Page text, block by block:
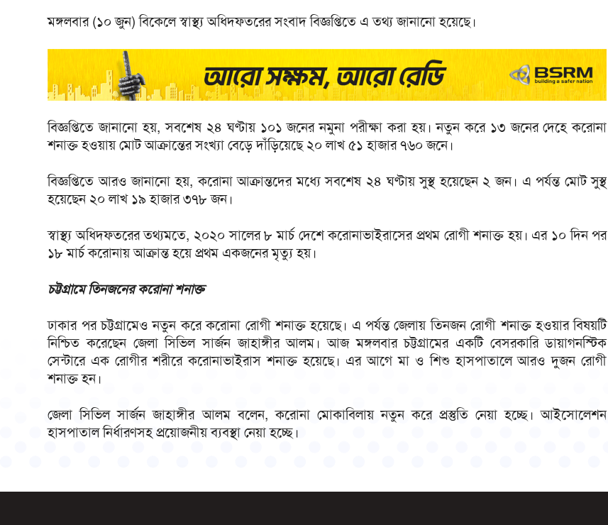
মঙ্গলবার (১০ জুন) বিকেলে স্বাস্থ্য অধিদফতরের সংবাদ বিজ্ঞপ্তিতে এ তথ্য জানানো হয়েছে।
বিজ্ঞপ্তিতে জানানো হয়, সবশেষ ২৪ ঘণ্টায় ১০১ জনের নমুনা পরীক্ষা করা হয়। নতুন করে ১৩ জনের দেহে করোনা
শনাক্ত হওয়ায় মোট আক্রান্তের সংখ্যা বেড়ে দাঁড়িয়েছে ২০ লাখ ৫১ হাজার ৭৬০ জনে।
বিজ্ঞপ্তিতে আরও জানানো হয়, করোনা আক্রান্তদের মধ্যে সবশেষ ২৪ ঘণ্টায় সুস্থ হয়েছেন ২ জন। এ পর্যন্ত মোট সুস্থ
হয়েছেন ২০ লাখ ১৯ হাজার ৩৭৮ জন।
স্বাস্থ্য অধিদফতরের তথ্যমতে, ২০২০ সালের ৮ মার্চ দেশে করোনাভাইরাসের প্রথম রোগী শনাক্ত হয়। এর ১০ দিন পর
১৮ মার্চ করোনায় আক্রান্ত হয়ে প্রথম একজনের মৃত্যু হয়।
চট্টগ্রামে তিনজনের করোনা শনাক্ত
ঢাকার পর চট্টগ্রামেও নতুন করে করোনা রোগী শনাক্ত হয়েছে। এ পর্যন্ত জেলায় তিনজন রোগী শনাক্ত হওয়ার বিষয়টি
নিশ্চিত করেছেন জেলা সিভিল সার্জন জাহাঙ্গীর আলম। আজ মঙ্গলবার চট্টগ্রামের একটি বেসরকারি ডায়াগনস্টিক
সেন্টারে এক রোগীর শরীরে করোনাভাইরাস শনাক্ত হয়েছে। এর আগে মা ও শিশু হাসপাতালে আরও দুজন রোগী
শনাক্ত হন।
জেলা সিভিল সার্জন জাহাঙ্গীর আলম বলেন, করোনা মোকাবিলায় নতুন করে প্রস্তুতি নেয়া হচ্ছে। আইসোলেশন
হাসপাতাল নির্ধারণসহ প্রয়োজনীয় ব্যবস্থা নেয়া হচ্ছে।